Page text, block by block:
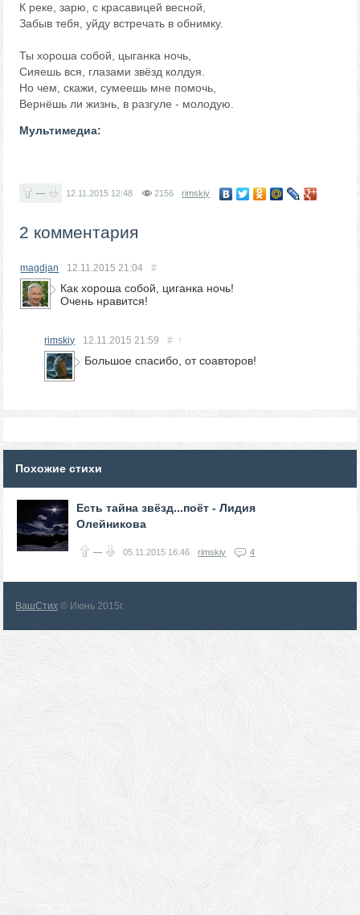
К реке, зарю, с красавицей весной,
Забыв тебя, уйду встречать в обнимку.
Ты хороша собой, цыганка ночь,
Сияешь вся, глазами звёзд колдуя.
Но чем, скажи, сумеешь мне помочь,
Вернёшь ли жизнь, в разгуле - молодую.
Мультимедиа:
— 12.11.2015 12:48 2156 rimskiy
2 комментария
magdjan 12.11.201521:04 #
Как хороша собой, циганка ночь!
Очень нравится!
rimskiy 12.11.201521:59 # ↑
Большое спасибо, от соавторов!
Похожие стихи
Есть тайна звёзд...поёт - Лидия
Олейникова
— 05.11.2015 16:46 rimskiy 4
ВашСтих © Июнь 2015г.